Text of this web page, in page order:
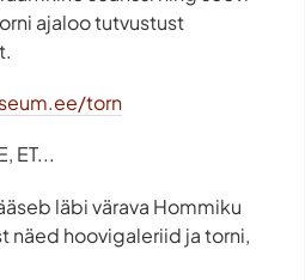
ajaloo tutvustust
torn
ET...
läbi värava Hommiku
näed hoovigaleriid ja torni,